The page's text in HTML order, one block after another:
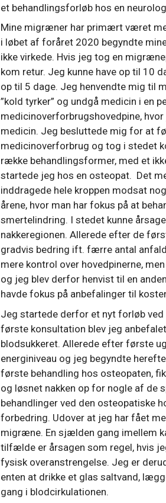
et behandlingsforløb hos en
Mine migræner har primært været
i løbet af foråret 2020 begyndte
ikke virkede. Hvis jeg tog en
kom retur. Jeg kunne have op til 10
op til 5 dage. Jeg henvendte mig til
”kold tyrker” og undgå medicin i en
medicinoverforbrugshovedpine,
medicin. Jeg besluttede mig for at
medicinoverforbrug og tog i stedet
række behandlingsformer, med et
startede jeg hos en osteopat. Det
inddragede hele kroppen modsat
årene, hvor man har fokus på at
smertelindring. I stedet kunne
nakkeregionen. Allerede efter de
gradvis bedring ift. færre antal
mere kontrol over hovedpinerne,
og jeg blev derfor henvist til en
havde fokus på anbefalinger til
Jeg startede derfor et nyt forløb ved
første konsultation blev jeg
blodsukkeret. Allerede efter første
energiniveau og jeg begyndte
første behandling hos osteopaten,
og løsnet nakken op for nogle af de
behandlinger ved den osteopatiske
forbedring. Udover at jeg har fået
migræne. En sjælden gang imellem
tilfælde er årsagen som regel, hvis
fysisk overanstrengelse. Jeg er
enten at drikke et glas saltvand,
gang i blodcirkulationen.